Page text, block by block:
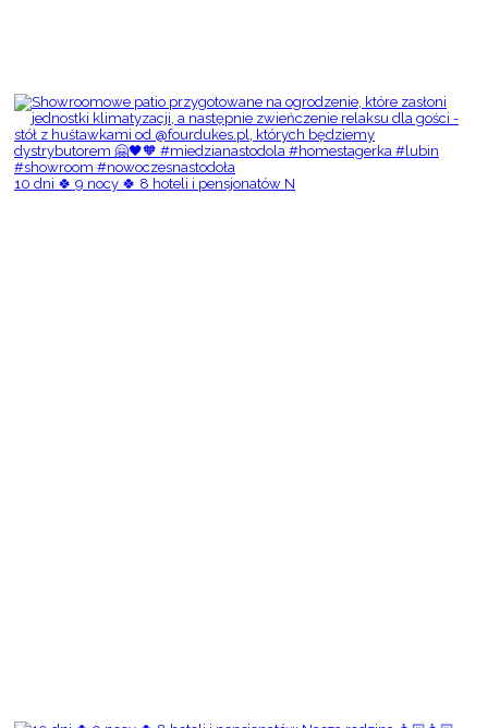
10 dni 🍀 9 nocy 🍀 8 hoteli i pensjonatów N